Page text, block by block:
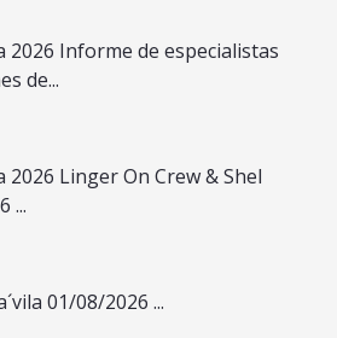
2026 Informe de especialistas
de...
2026 Linger On Crew & Shel
...
01/08/2026 ...